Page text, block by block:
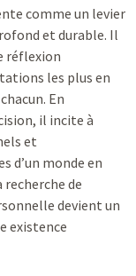
comme un levier
et durable. Il
réflexion
les plus en
En
il incite à
et
d’un monde en
de
devient un
existence